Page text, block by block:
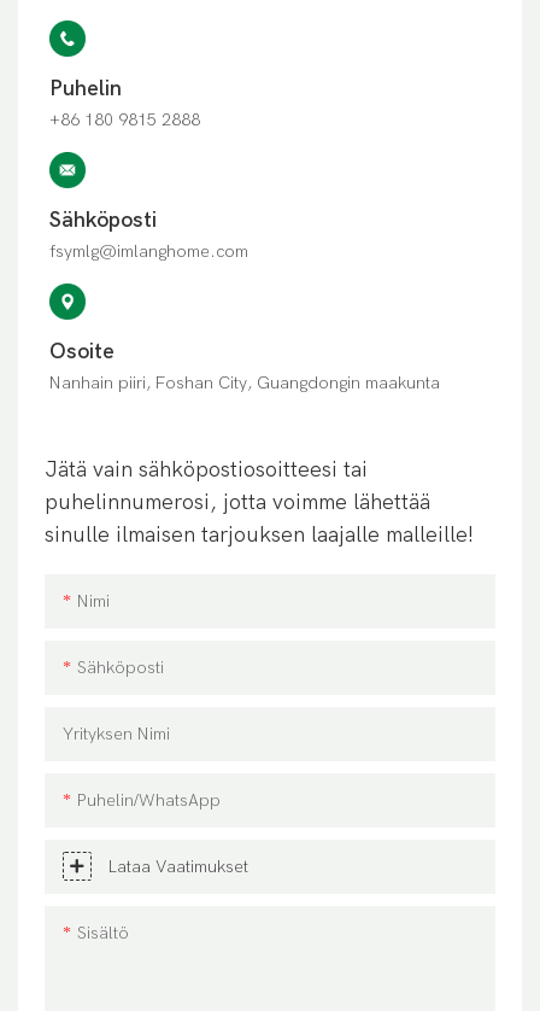
Puhelin
+86 180 9815 2888
Sähköposti
fsymlg@imlanghome.com
Osoite
Nanhain piiri, Foshan City, Guangdongin maakunta
Jätä vain sähköpostiosoitteesi tai
puhelinnumerosi, jotta voimme lähettää
sinulle ilmaisen tarjouksen laajalle malleille!
Nimi
Sähköposti
Yrityksen Nimi
Puhelin/WhatsApp
Lataa Vaatimukset
Sisältö